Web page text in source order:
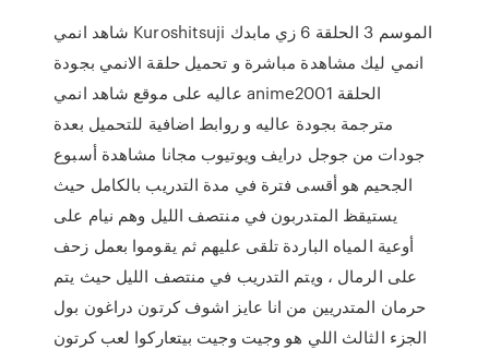
شاهد انمي Kuroshitsuji الموسم 3 الحلقة 6 زي مابدك
انمي ليك مشاهدة مباشرة و تحميل حلقة الانمي بجودة
عاليه على موقع شاهد انمي anime2001 الحلقة
مترجمة بجودة عاليه و روابط اضافية للتحميل بعدة
جودات من جوجل درايف ويوتيوب مجانا مشاهدة أسبوع
الجحيم هو أقسى فترة في مدة التدريب بالكامل حيث
يستيقظ المتدربون في منتصف الليل وهم نيام على
أوعية المياه الباردة تلقى عليهم ثم يقوموا بعمل زحف
على الرمال ، ويتم التدريب في منتصف الليل حيث يتم
حرمان المتدريين من انا عايز اشوف كرتون دراغون بول
الجزء الثالث اللي هو وجيت وجيت بيتعاركوا لعب كرتون